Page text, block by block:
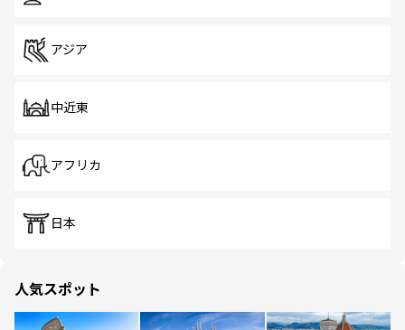
アジア
中近東
アフリカ
日本
人気スポット